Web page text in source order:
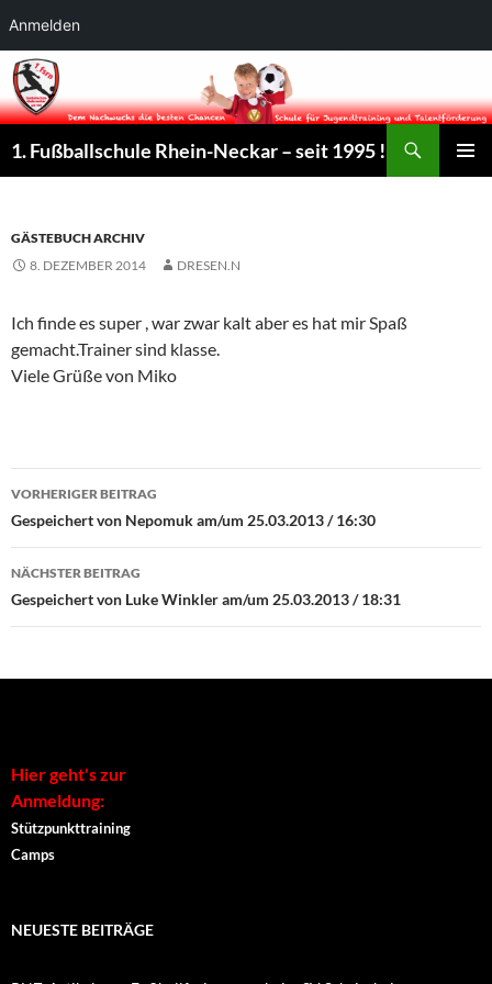
Anmelden
1. Fußballschule Rhein-Neckar – seit 1995 !
GÄSTEBUCH ARCHIV
8. DEZEMBER 2014
DRESEN.N
Ich finde es super , war zwar kalt aber es hat mir Spaß
gemacht.Trainer sind klasse.
Viele Grüße von Miko
Beitrags-
Navigation
VORHERIGER BEITRAG
Gespeichert von Nepomuk am/um 25.03.2013 / 16:30
NÄCHSTER BEITRAG
Gespeichert von Luke Winkler am/um 25.03.2013 / 18:31
Hier geht's zur
Anmeldung:
Stützpunkttraining
Camps
NEUESTE BEITRÄGE